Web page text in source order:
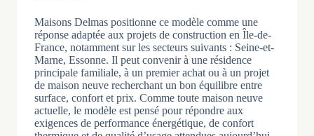
Maisons Delmas positionne ce modèle comme une
réponse adaptée aux projets de construction en Île-de-
France, notamment sur les secteurs suivants : Seine-et-
Marne, Essonne. Il peut convenir à une résidence
principale familiale, à un premier achat ou à un projet
de maison neuve recherchant un bon équilibre entre
surface, confort et prix. Comme toute maison neuve
actuelle, le modèle est pensé pour répondre aux
exigences de performance énergétique, de confort